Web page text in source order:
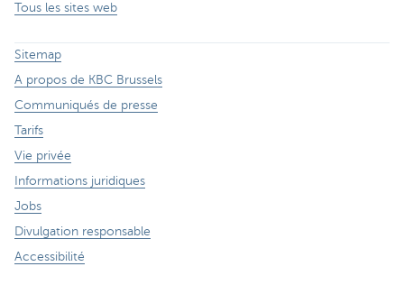
Tous les sites web
Sitemap
A propos de KBC Brussels
Communiqués de presse
Tarifs
Vie privée
Informations juridiques
Jobs
Divulgation responsable
Accessibilité